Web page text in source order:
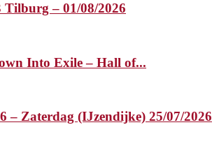
Tilburg – 01/08/2026
Into Exile – Hall of...
– Zaterdag (IJzendijke) 25/07/2026